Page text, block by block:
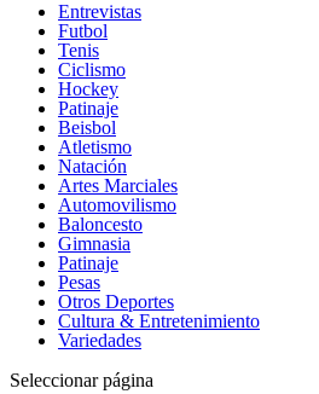
Entrevistas
Futbol
Tenis
Ciclismo
Hockey
Patinaje
Beisbol
Atletismo
Natación
Artes Marciales
Automovilismo
Baloncesto
Gimnasia
Patinaje
Pesas
Otros Deportes
Cultura & Entretenimiento
Variedades
Seleccionar página